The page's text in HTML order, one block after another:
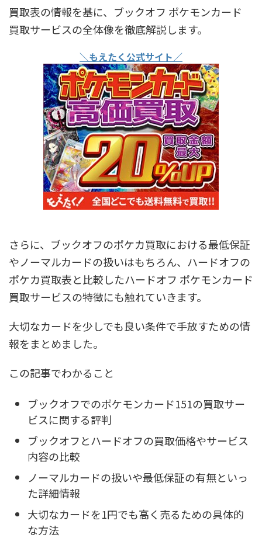
買取表の情報を基に、ブックオフ ポケモンカード
買取サービスの全体像を徹底解説します。
＼もえたく公式サイト／
さらに、ブックオフのポケカ買取における最低保証
やノーマルカードの扱いはもちろん、ハードオフの
ポケカ買取表と比較したハードオフ ポケモンカード
買取サービスの特徴にも触れていきます。
大切なカードを少しでも良い条件で手放すための情
報をまとめました。
この記事でわかること
ブックオフでのポケモンカード151の買取サー
ビスに関する評判
ブックオフとハードオフの買取価格やサービス
内容の比較
ノーマルカードの扱いや最低保証の有無といっ
た詳細情報
大切なカードを1円でも高く売るための具体的
な方法